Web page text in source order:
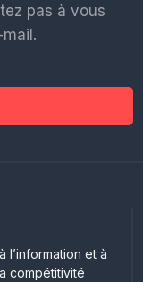
pas à vous
l’information et à
compétitivité